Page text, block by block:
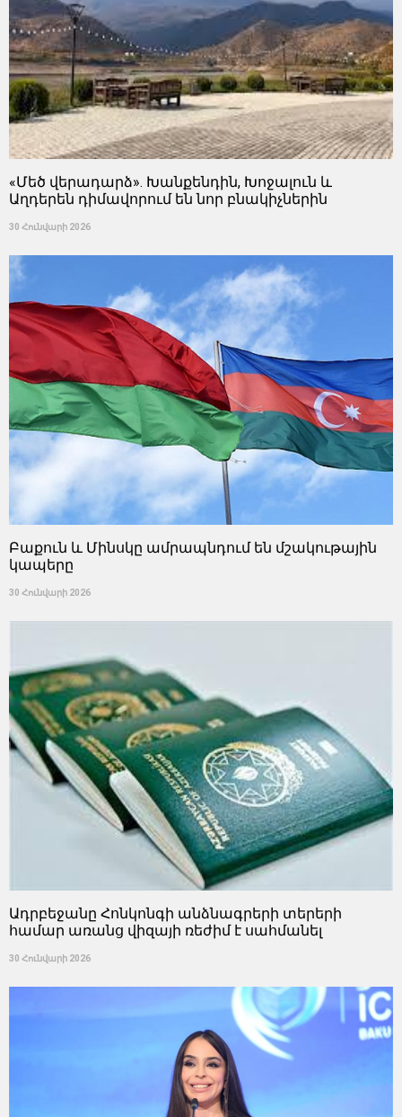
«Մեծ վերադարձ». Խանքենդին, Խոջալուն և
Աղդերեն դիմավորում են նոր բնակիչներին
30 Հունվարի 2026
Բաքուն և Մինսկը ամրապնդում են մշակութային
կապերը
30 Հունվարի 2026
Ադրբեջանը Հոնկոնգի անձնագրերի տերերի
համար առանց վիզայի ռեժիմ է սահմանել
30 Հունվարի 2026